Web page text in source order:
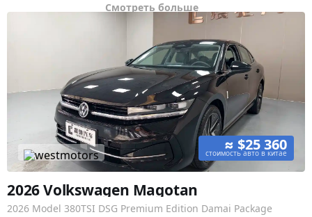
Смотреть больше
≈ $25 360
стоимость авто в китае
2026 Volkswagen Magotan
2026 Model 380TSI DSG Premium Edition Damai Package